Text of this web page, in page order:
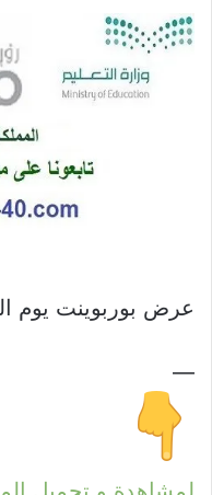
عرض بوربوينت يوم
—